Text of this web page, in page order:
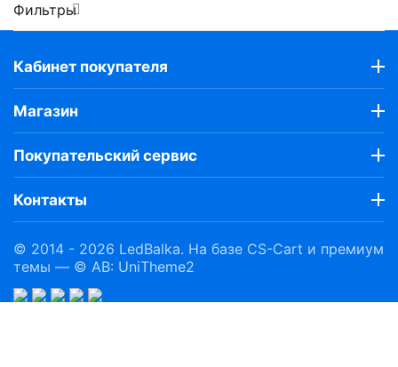
Фильтры
Кабинет покупателя
Магазин
Покупательский сервис
Контакты
© 2014 - 2026 LedBalka. На базе CS-Cart и премиум
темы — © AB: UniTheme2